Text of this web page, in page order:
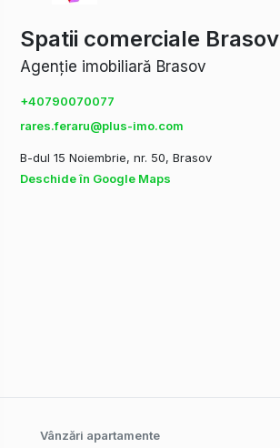
Spatii comerciale Brasov
Agenție imobiliară Brasov
+40790070077
rares.feraru@plus-imo.com
B-dul 15 Noiembrie, nr. 50, Brasov
Deschide în Google Maps
Vânzări apartamente